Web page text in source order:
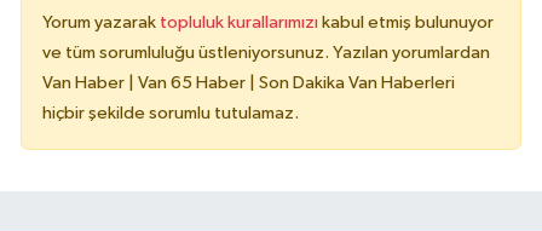
Yorum yazarak topluluk kurallarımızı kabul etmiş bulunuyor
ve tüm sorumluluğu üstleniyorsunuz. Yazılan yorumlardan
Van Haber | Van 65 Haber | Son Dakika Van Haberleri
hiçbir şekilde sorumlu tutulamaz.